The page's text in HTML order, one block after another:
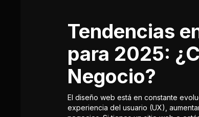
Tendencias
para 2025:
Negocio?
El diseño web está en constante
experiencia del usuario (UX),